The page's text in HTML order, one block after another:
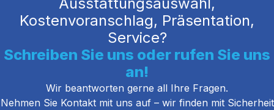
Ausstattungsauswahl,
Kostenvoranschlag, Präsentation,
Service?
Schreiben Sie uns oder rufen Sie uns
an!
Wir beantworten gerne all Ihre Fragen.
Nehmen Sie Kontakt mit uns auf – wir finden mit Sicherheit